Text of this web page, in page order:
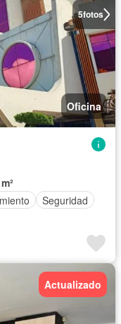
5fotos
Oficina
Seguridad
Actualizado